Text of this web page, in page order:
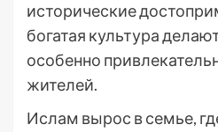
исторические
богатая культура
особенно
жителей.
Ислам вырос в семье,